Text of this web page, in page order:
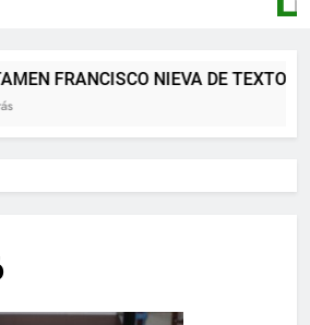
FRANCISCO NIEVA DE TEXTOS